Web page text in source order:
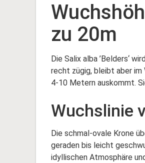
zu 20m
Die Salix alba ’Belders‘
recht zügig, bleibt aber im
4-10 Metern auskommt.
Wuchslinie
Die schmal-ovale Krone
geraden bis leicht
idyllischen Atmosphäre